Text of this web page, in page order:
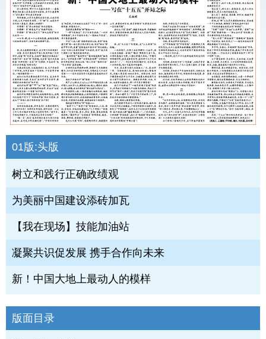
01版:头版
树立和践行正确政绩观
为美丽中国建设添砖加瓦
【我在现场】技能加油站
凝聚共识促发展 携手合作向未来
新！中国大地上最动人的模样
版面目录